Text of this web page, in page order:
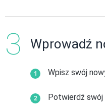
Wprowadź
Wpisz swój
Potwierdź swój